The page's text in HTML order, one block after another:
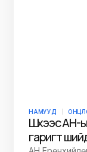
НАМУУД
Шүүхээс
гаригт